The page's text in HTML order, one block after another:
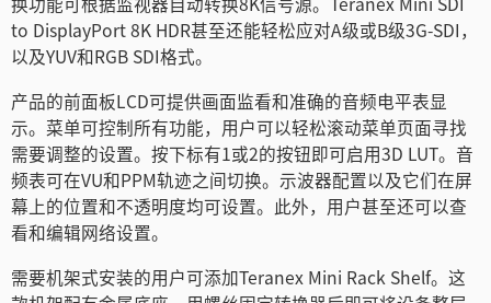
to DisplayPort 8K HDR甚至还能轻松应对A级或B级3G-SDI，
以及YUV和RGB SDI格式。
产品的前面板LCD可提供画面监看和准确的音频电平表显
示。菜单可控制所有功能，用户可以轻松滚动菜单页面寻找
需要调整的设置。按下标有1或2的按钮即可启用3D LUT。音
频表可在VU和PPM轨迹之间切换。示波器配置以及它们在屏
幕上的位置和不透明度均可设置。此外，用户甚至还可以查
看和编辑网络设置。
需要机架式安装的用户可添加Teranex Mini Rack Shelf。这